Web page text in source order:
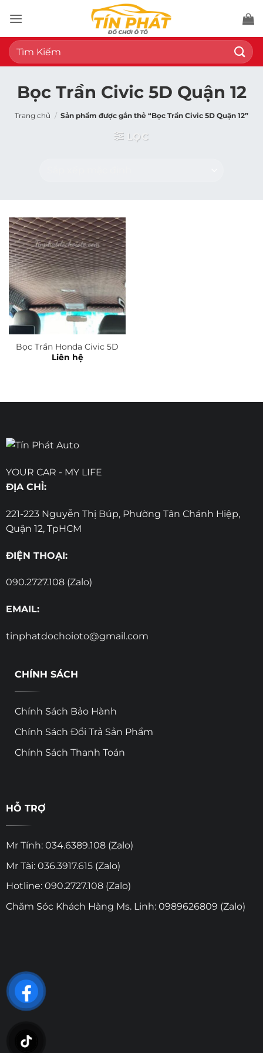
qua
nội
dung
Tìm
kiếm:
Bọc Trần Civic 5D Quận 12
Trang chủ / Sản phẩm được gắn thẻ “Bọc Trần Civic 5D Quận 12”
LỌC
Bọc Trần Honda Civic 5D
Liên hệ
YOUR CAR - MY LIFE
ĐỊA CHỈ:
221-223 Nguyễn Thị Búp, Phường Tân Chánh Hiệp,
Quận 12, TpHCM
ĐIỆN THOẠI:
090.2727.108 (Zalo)
EMAIL:
tinphatdochoioto@gmail.com
CHÍNH SÁCH
Chính Sách Bảo Hành
Chính Sách Đổi Trả Sản Phẩm
Chính Sách Thanh Toán
HỖ TRỢ
Mr Tính: 034.6389.108 (Zalo)
Mr Tài: 036.3917.615 (Zalo)
Hotline: 090.2727.108 (Zalo)
Chăm Sóc Khách Hàng Ms. Linh: 0989626809 (Zalo)